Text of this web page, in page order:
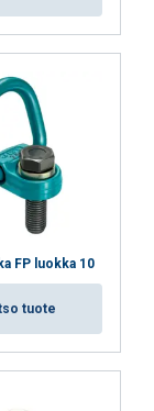
FP luokka 10
tuote